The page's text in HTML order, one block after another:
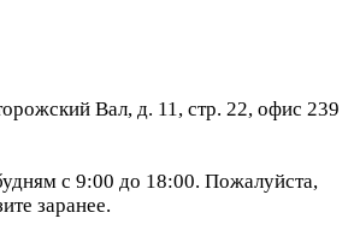
Вал, д. 11, стр. 22, офис 239
с 9:00 до 18:00. Пожалуйста,
заранее.